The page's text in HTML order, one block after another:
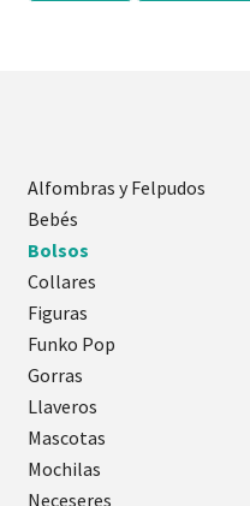
Alfombras y Felpudos
Bebés
Bolsos
Collares
Figuras
Funko Pop
Gorras
Llaveros
Mascotas
Mochilas
Neceseres